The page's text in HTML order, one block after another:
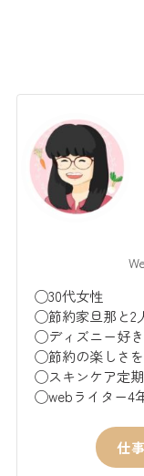
◯30代女性
◯節約家旦那と2
◯ディズニー好
◯節約の楽しさを
◯スキンケア定期
◯webライター4
仕